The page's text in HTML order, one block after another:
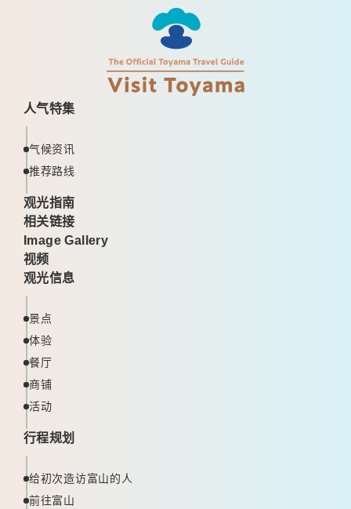
人气特集
气候资讯
推荐路线
观光指南
相关链接
Image Gallery
视频
观光信息
景点
体验
餐厅
商铺
活动
行程规划
给初次造访富山的人
前往富山